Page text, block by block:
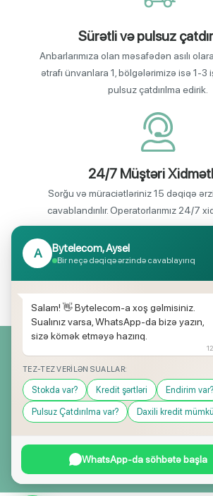
Sürətli və pulsuz
Anbarlarımıza olan məsafədən asılı
ətrafı ünvanlara 1, bölgələrimizə isə 1-3
pulsuz çatdırılma edirik.
24/7 Müştəri
Sorğu və müraciətləriniz 15 dəqiqə
cavablandırılır. Operatorlarımız 24/7
Endirimli məhsul
Mağazalarımızda mütəmadi olaraq,
və hədiyyə kampaniyaları
Yeniliklərimizdən ilk siz
A Bytelecom, Aysel
Bir neçə dəqiqə ərzində cavablayırıq
Salam! 👋 Bytelecom-a xoş gəlmisiniz.
Sualınız varsa, WhatsApp-da bizə yazın,
sizə kömək etməyə hazırıq.
TEZ-TEZ VERILƏN SUALLAR:
Stokda var? Kredit şərtləri Endirim var?
Pulsuz Çatdırılma var? Daxili kredit
WhatsApp-da söhbətə başla